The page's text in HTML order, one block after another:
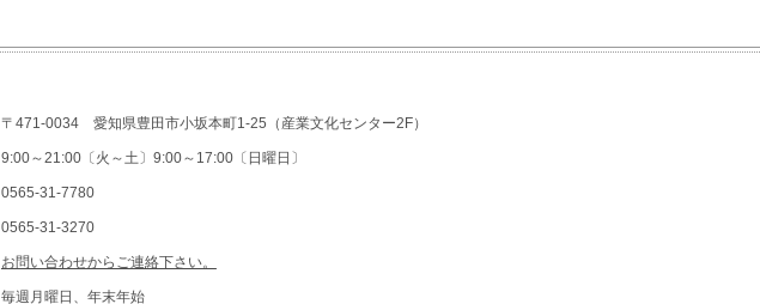
〒471-0034 愛知県豊田市小坂本町1-25 （産業文化センター2F）
9:00～21:00〔火～土〕9:00～17:00〔日曜日〕
0565-31-7780
0565-31-3270
お問い合わせからご連絡下さい。
毎週月曜日、年末年始